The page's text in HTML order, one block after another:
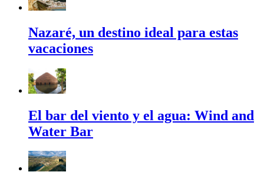
Nazaré, un destino ideal para estas
vacaciones
El bar del viento y el agua: Wind and
Water Bar